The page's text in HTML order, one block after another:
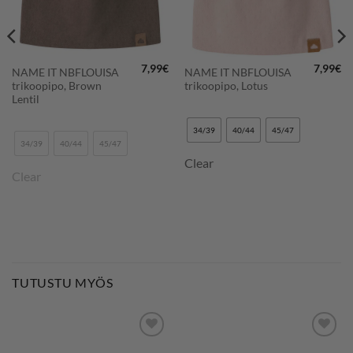
NAME IT NBFLOUISA
trikoopipo, Brown
Lentil
7,99€
34/39 40/44 45/47
Clear
NAME IT NBFLOUISA
trikoopipo, Lotus
7,99€
34/39 40/44 45/47
Clear
TUTUSTU MYÖS